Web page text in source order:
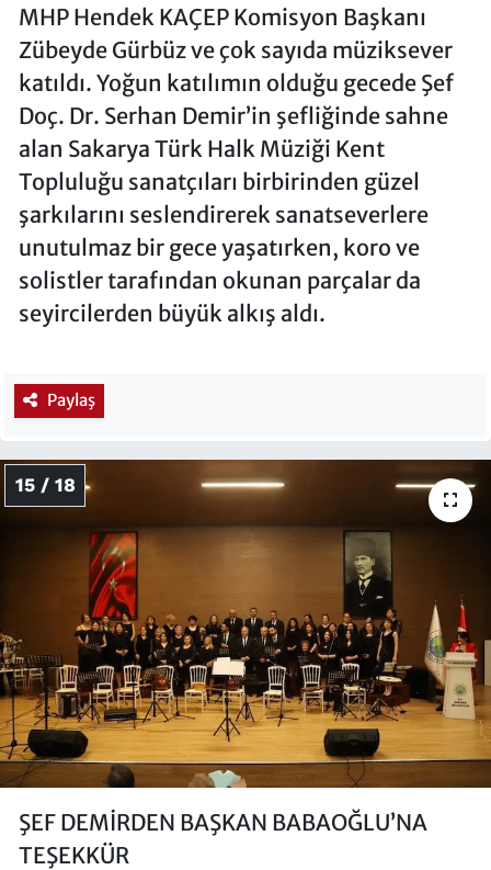
MHP Hendek KAÇEP Komisyon Başkanı
Zübeyde Gürbüz ve çok sayıda müziksever
katıldı. Yoğun katılımın olduğu gecede Şef
Doç. Dr. Serhan Demir’in şefliğinde sahne
alan Sakarya Türk Halk Müziği Kent
Topluluğu sanatçıları birbirinden güzel
şarkılarını seslendirerek sanatseverlere
unutulmaz bir gece yaşatırken, koro ve
solistler tarafından okunan parçalar da
seyircilerden büyük alkış aldı.
Paylaş
15 / 18
ŞEF DEMİRDEN BAŞKAN BABAOĞLU’NA
TEŞEKKÜR